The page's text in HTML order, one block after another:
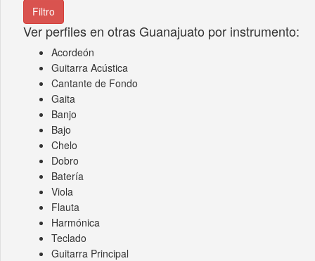
Ver perfiles en otras Guanajuato por instrumento:
Acordeón
Guitarra Acústica
Cantante de Fondo
Gaita
Banjo
Bajo
Chelo
Dobro
Batería
Viola
Flauta
Harmónica
Teclado
Guitarra Principal